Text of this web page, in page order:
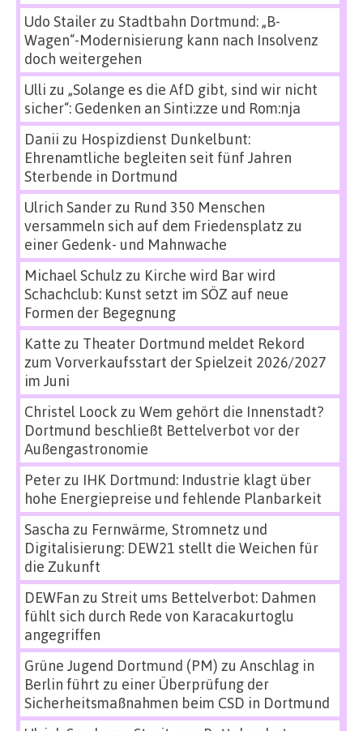
Udo Stailerzu Stadtbahn Dortmund: „B-
Wagen“-Modernisierung kann nach Insolvenz
doch weitergehen
Ulli zu „Solange es die AfD gibt, sind wir nicht
sicher“: Gedenken an Sinti:zze und Rom:nja
Danii zu Hospizdienst Dunkelbunt:
Ehrenamtliche begleiten seit fünf Jahren
Sterbende in Dortmund
Ulrich Sanderzu Rund 350 Menschen
versammeln sich auf dem Friedensplatz zu
einer Gedenk- und Mahnwache
Michael Schulz zu Kirche wird Bar wird
Schachclub: Kunst setzt im SÖZ auf neue
Formen der Begegnung
Katte zu Theater Dortmund meldet Rekord
zum Vorverkaufsstart der Spielzeit 2026/2027
im Juni
Christel Loock zu Wem gehört die Innenstadt?
Dortmund beschließt Bettelverbot vor der
Außengastronomie
Peterzu IHK Dortmund: Industrie klagt über
hohe Energiepreise und fehlende Planbarkeit
Sascha zu Fernwärme, Stromnetz und
Digitalisierung: DEW21 stellt die Weichen für
die Zukunft
DEWFan zu Streit ums Bettelverbot: Dahmen
fühlt sich durch Rede von Karacakurtoglu
angegriffen
Grüne Jugend Dortmund (PM) zu Anschlag in
Berlin führt zu einer Überprüfung der
Sicherheitsmaßnahmen beim CSD in Dortmund